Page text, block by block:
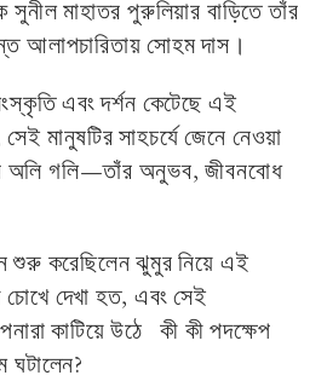
সুনীল মাহাতর পুরুলিয়ার বাড়িতে তাঁর
আলাপচারিতায় সোহম দাস।
এবং দর্শন কেটেছে এই
মানুষটির সাহচর্যে জেনে নেওয়া
অলি গলি—তাঁর অনুভব, জীবনবোধ
শুরু করেছিলেন ঝুমুর নিয়ে এই
দেখা হত, এবং সেই
কাটিয়ে উঠে কী কী পদক্ষেপ
ঘটালেন?